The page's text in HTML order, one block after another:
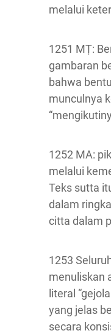
melalui
1251 MṬ:
gambaran
bahwa
munculnya
1252 MA:
melalui
Teks sutta
dalam
citta dalam
1253
menuliskan
literal
yang jelas
secara